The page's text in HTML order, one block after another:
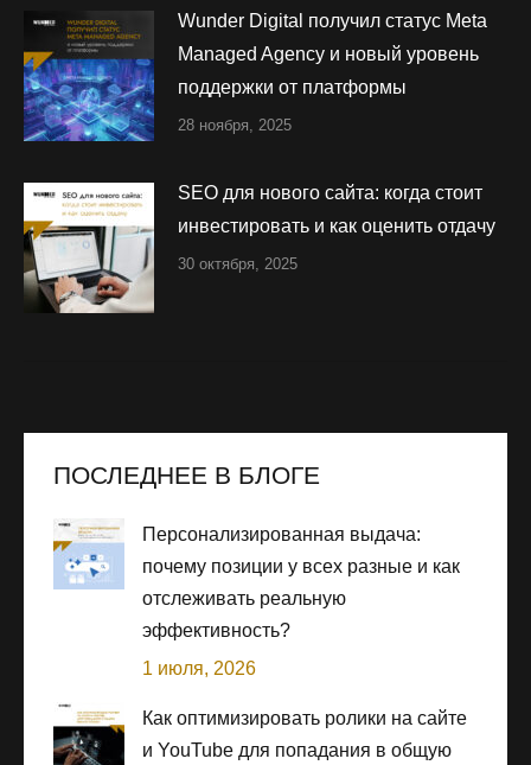
Wunder Digital получил статус Meta
Managed Agency и новый уровень
поддержки от платформы
28 ноября, 2025
SEO для нового сайта: когда стоит
инвестировать и как оценить отдачу
30 октября, 2025
ПОСЛЕДНЕЕ В БЛОГЕ
Персонализированная выдача:
почему позиции у всех разные и как
отслеживать реальную
эффективность?
1 июля, 2026
Как оптимизировать ролики на сайте
и YouTube для попадания в общую